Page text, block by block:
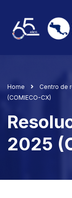
Home Centro de
(COMIECO-CX)
2025